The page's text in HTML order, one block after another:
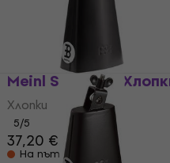
Meinl SL675-BK
Хлопки
5/5
37,20 € 40,90 €
На път